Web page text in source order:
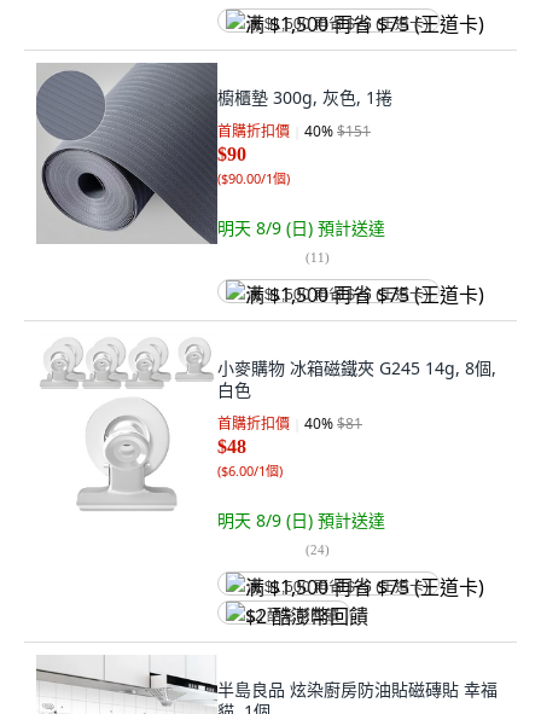
满 $1,500 再省 $75 (王道卡)
櫥櫃墊 300g, 灰色, 1捲
首購折扣價 40%$151
$90
($90.00/1個)
明天 8/9 (日) 預計送達
(11)
满 $1,500 再省 $75 (王道卡)
小麥購物 冰箱磁鐵夾 G245 14g, 8個,
白色
首購折扣價 40%$81
$48
($6.00/1個)
明天 8/9 (日) 預計送達
(24)
满 $1,500 再省 $75 (王道卡)
$2 酷澎幣回饋
半島良品 炫染廚房防油貼磁磚貼 幸福